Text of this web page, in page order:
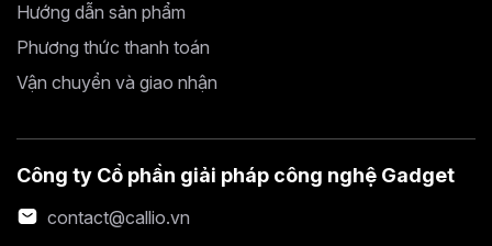
Hướng dẫn sản phẩm
Phương thức thanh toán
Vận chuyển và giao nhận
Công ty Cổ phần giải pháp công nghệ Gadget
contact@callio.vn